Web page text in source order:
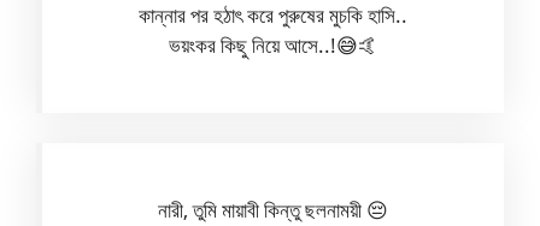
কান্নার পর হঠাৎ করে পুরুষের মুচকি হাসি..
ভয়ংকর কিছু নিয়ে আসে..!😅🤙
নারী, তুমি মায়াবী কিন্তু ছলনাময়ী 😔